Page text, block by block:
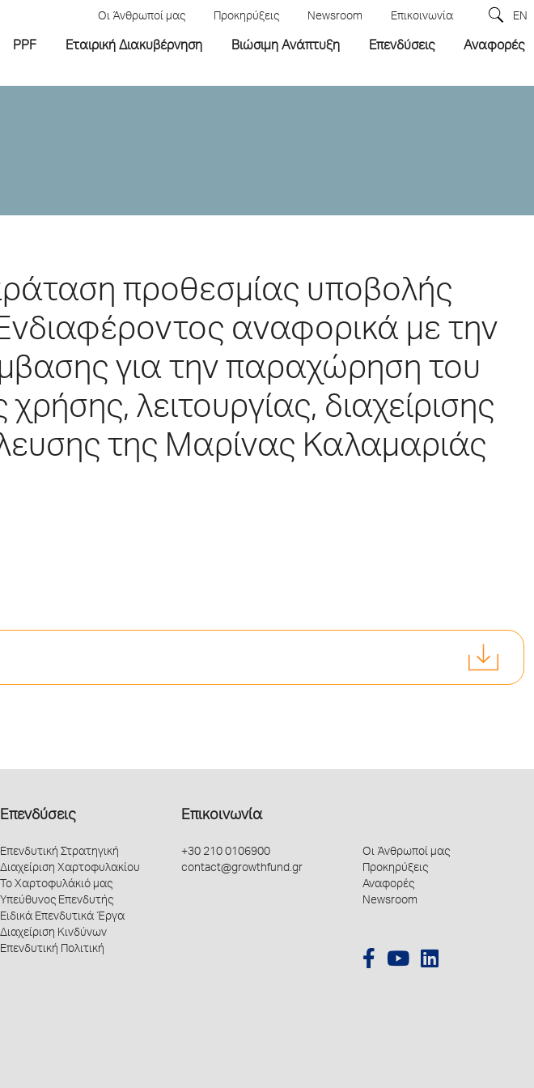
Οι Άνθρωποί μας Προκηρύξεις Newsroom Επικοινωνία EN
PPF Εταιρική Διακυβέρνηση Βιώσιμη Ανάπτυξη Επενδύσεις Αναφορές
προθεσμίας υποβολής
αναφορικά με την
για την παραχώρηση του
λειτουργίας, διαχείρισης
της Μαρίνας Καλαμαριάς
Επενδύσεις
Επενδυτική Στρατηγική
Διαχείριση Χαρτοφυλακίου
Το Χαρτοφυλάκιό μας
Υπεύθυνος Επενδυτής
Ειδικά Επενδυτικά Έργα
Διαχείριση Κινδύνων
Επενδυτική Πολιτική
Επικοινωνία
+30 210 0106900
contact@growthfund.gr
Οι Άνθρωποί μας
Προκηρύξεις
Αναφορές
Newsroom